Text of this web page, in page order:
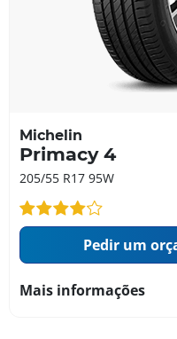
Michelin
Primacy 4
205/55 R17 95W
Pedir um
Mais informações